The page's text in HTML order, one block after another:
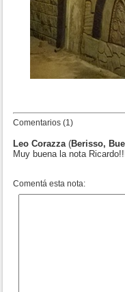
Comentarios (1)
Leo Corazza(Berisso,
Muy buena la nota
Comentá esta nota: